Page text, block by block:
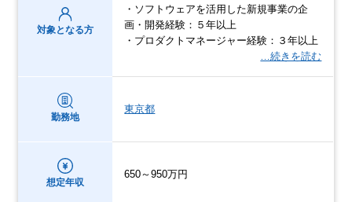
対象となる方
・ソフトウェアを活用した新規事業の企
画・開発経験：５年以上
・プロダクトマネージャー経験：３年以上
…続きを読む
勤務地
東京都
想定年収
650～950万円